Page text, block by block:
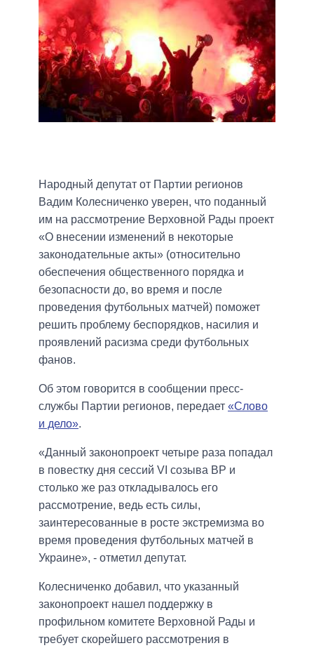
Народный депутат от Партии регионов
Вадим Колесниченко уверен, что поданный
им на рассмотрение Верховной Рады проект
«О внесении изменений в некоторые
законодательные акты» (относительно
обеспечения общественного порядка и
безопасности до, во время и после
проведения футбольных матчей) поможет
решить проблему беспорядков, насилия и
проявлений расизма среди футбольных
фанов.
Об этом говорится в сообщении пресс-
службы Партии регионов, передает «Слово
и дело».
«Данный законопроект четыре раза попадал
в повестку дня сессий VI созыва ВР и
столько же раз откладывалось его
рассмотрение, ведь есть силы,
заинтересованные в росте экстремизма во
время проведения футбольных матчей в
Украине», - отметил депутат.
Колесниченко добавил, что указанный
законопроект нашел поддержку в
профильном комитете Верховной Рады и
требует скорейшего рассмотрения в